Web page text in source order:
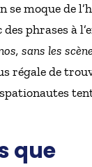
se moque de
phrases à
sans les
régale de
que